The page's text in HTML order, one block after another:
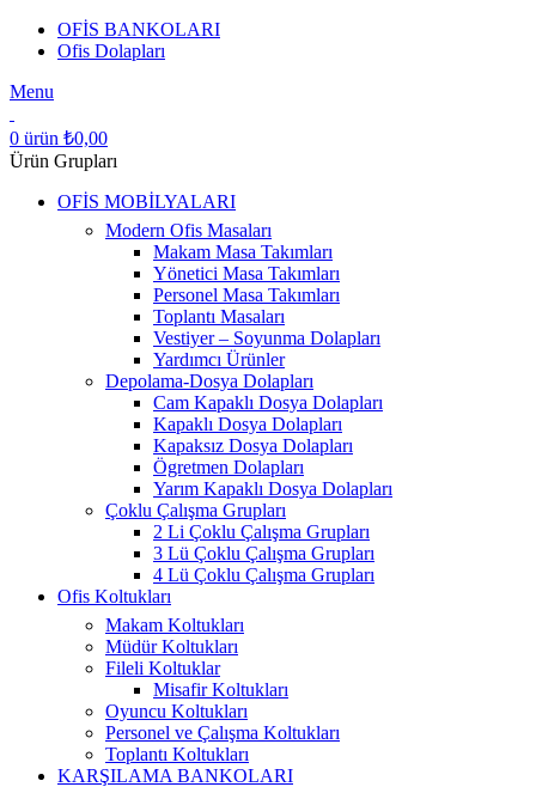
OFİS BANKOLARI
Ofis Dolapları
Menu
0 ürün ₺0,00
Ürün Grupları
OFİS MOBİLYALARI
Modern Ofis Masaları
Makam Masa Takımları
Yönetici Masa Takımları
Personel Masa Takımları
Toplantı Masaları
Vestiyer – Soyunma Dolapları
Yardımcı Ürünler
Depolama-Dosya Dolapları
Cam Kapaklı Dosya Dolapları
Kapaklı Dosya Dolapları
Kapaksız Dosya Dolapları
Ögretmen Dolapları
Yarım Kapaklı Dosya Dolapları
Çoklu Çalışma Grupları
2 Li Çoklu Çalışma Grupları
3 Lü Çoklu Çalışma Grupları
4 Lü Çoklu Çalışma Grupları
Ofis Koltukları
Makam Koltukları
Müdür Koltukları
Fileli Koltuklar
Misafir Koltukları
Oyuncu Koltukları
Personel ve Çalışma Koltukları
Toplantı Koltukları
KARŞILAMA BANKOLARI